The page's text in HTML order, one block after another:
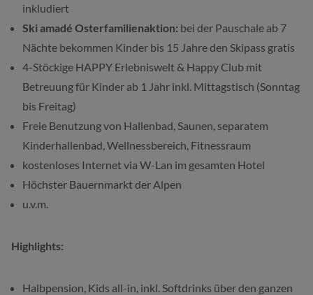
inkludiert
Ski amadé Osterfamilienaktion: bei der Pauschale ab 7
Nächte bekommen Kinder bis 15 Jahre den Skipass gratis
4-Stöckige HAPPY Erlebniswelt & Happy Club mit
Betreuung für Kinder ab 1 Jahr inkl. Mittagstisch (Sonntag
bis Freitag)
Freie Benutzungvon Hallenbad, Saunen, separatem
Kinderhallenbad, Wellnessbereich, Fitnessraum
kostenloses Internet via W-Lan im gesamten Hotel
Höchster Bauernmarkt der Alpen
u.v.m.
Highlights:
Halbpension, Kids all-in, inkl. Softdrinks über den ganzen